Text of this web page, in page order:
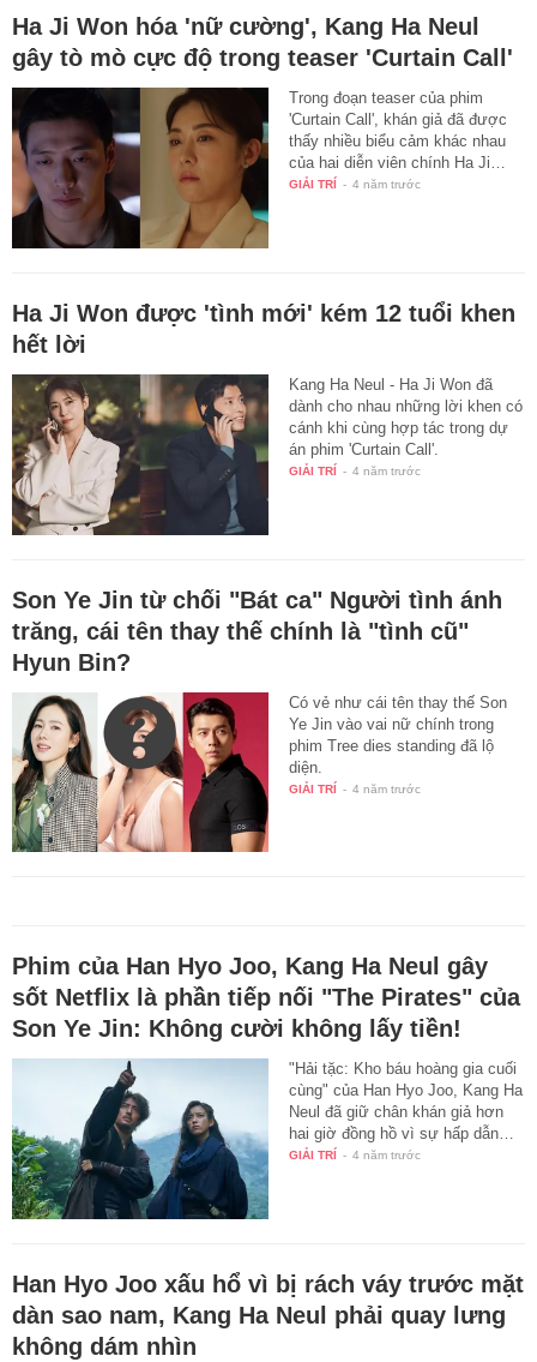
Ha Ji Won hóa 'nữ cường', Kang Ha Neul
gây tò mò cực độ trong teaser 'Curtain Call'
Trong đoạn teaser của phim
'Curtain Call', khán giả đã được
thấy nhiều biểu cảm khác nhau
của hai diễn viên chính Ha Ji…
GIẢI TRÍ - 4 năm trước
Ha Ji Won được 'tình mới' kém 12 tuổi khen
hết lời
Kang Ha Neul - Ha Ji Won đã
dành cho nhau những lời khen có
cánh khi cùng hợp tác trong dự
án phim 'Curtain Call'.
GIẢI TRÍ - 4 năm trước
Son Ye Jin từ chối "Bát ca" Người tình ánh
trăng, cái tên thay thế chính là "tình cũ"
Hyun Bin?
Có vẻ như cái tên thay thế Son
Ye Jin vào vai nữ chính trong
phim Tree dies standing đã lộ
diện.
GIẢI TRÍ - 4 năm trước
Phim của Han Hyo Joo, Kang Ha Neul gây
sốt Netflix là phần tiếp nối "The Pirates" của
Son Ye Jin: Không cười không lấy tiền!
"Hải tặc: Kho báu hoàng gia cuối
cùng" của Han Hyo Joo, Kang Ha
Neul đã giữ chân khán giả hơn
hai giờ đồng hồ vì sự hấp dẫn…
GIẢI TRÍ - 4 năm trước
Han Hyo Joo xấu hổ vì bị rách váy trước mặt
dàn sao nam, Kang Ha Neul phải quay lưng
không dám nhìn